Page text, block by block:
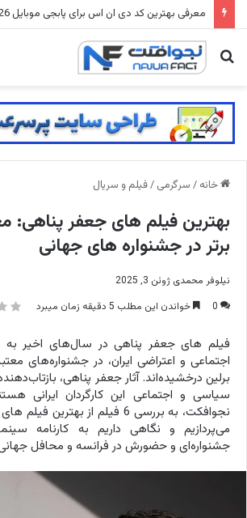
لیفت صورت بدون جراحی، با کانسیلر + بیوتی بلندر
جستجو
خانه / سرگرمی /فیلم و سریال
برتر در جشنواره های جهانی
نیلوفر محمدی ژوئن 3, 2025
0
خواندن این مطلب 5 دقیقه زمان میبرد
فیلم‌ های جعفر پناهی در سال‌های اخیر به
اجتماعی و اعتراضی ایران، در جشنواره‌های
برلین درخشیده‌اند. آثار جعفر پناهی،
سیاسی و اجتماعی این کارگردان ایرانی
نجوافکت، به بررسی 6 فیلم از
می‌پردازیم و نگاهی داریم به کارنامه
جشنواره‌ای و حضورش در فرانسه و محافل